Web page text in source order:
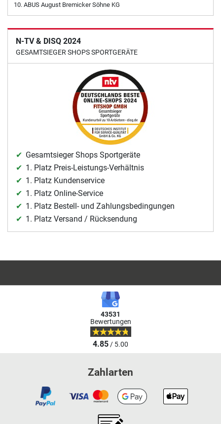
ABUS August Bremicker Söhne KG
N-TV & DISQ 2024
GESAMTSIEGER SHOPS SPORTGERÄTE
Gesamtsieger Shops Sportgeräte
1. Platz Preis-Leistungs-Verhältnis
1. Platz Kundenservice
1. Platz Online-Service
1. Platz Bestell- und Zahlungsbedingungen
1. Platz Versand / Rücksendung
43531
Bewertungen
4.85/ 5.00
Zahlarten